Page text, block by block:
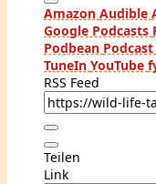
Amazon Audible
Google Podcasts
Podbean
TuneIn YouTube
RSS Feed
Teilen
Link